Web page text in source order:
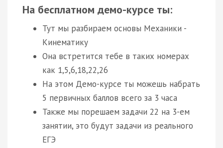
На бесплатном демо-курсе ты:
Тут мы разбираем основы Механики -
Кинематику
Она встретится тебе в таких номерах
как 1,5,6,18,22,26
На этом Демо-курсе ты можешь набрать
5 первичных баллов всего за 3 часа
Также мы порешаем задачи 22 на 3-ем
занятии, это будут задачи из реального
ЕГЭ